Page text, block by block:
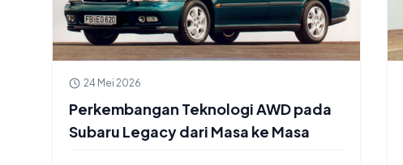
24 Mei 2026
Perkembangan Teknologi AWD pada
Subaru Legacy dari Masa ke Masa